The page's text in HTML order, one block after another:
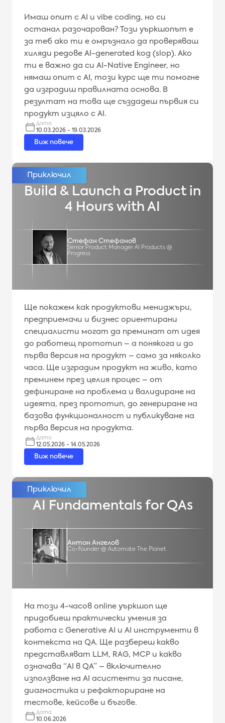
Имаш опит с AI и vibe coding, но си
останал разочарован? Този уъркшопът е
за теб ако ти е омръзнало да проверяваш
хиляди редове AI-generated код (slop). Ако
ти е важно да си AI-Native Engineer, но
нямаш опит с AI, този курс ще ти помогне
да изградиш правилната основа. В
резултат на това ще създадеш първия си
продукт изцяло с AI.
Дата
10.03.2026 - 19.03.2026
Виж повече
Build & Launch a Product in
4 Hours with AI
Стефан Стефанов
Senior Product Manager AI Products @
Progress
Ще покажем как продуктови мениджъри,
предприемачи и бизнес ориентирани
специалисти могат да преминат от идея
до работещ прототип – а понякога и до
първа версия на продукт – само за няколко
часа. Ще изградим продукт на живо, като
преминем през целия процес – от
дефиниране на проблема и валидиране на
идеята, през прототип, до генериране на
базова функционалност и публикуване на
първа версия на продукта.
Дата
12.05.2026 - 14.05.2026
Виж повече
AI Fundamentals for QAs
Антон Ангелов
Co-founder @ Automate The Planet
На този 4-часов online уъркшоп ще
придобиеш практически умения за
работа с Generative AI и AI инструменти в
контекста на QA. Ще разбереш какво
представляват LLM, RAG, MCP и какво
означава “AI в QA” – включително
използване на AI асистенти за писане,
диагностика и рефакториране на
тестове, кейсове и бъгове.
Дата
10.06.2026